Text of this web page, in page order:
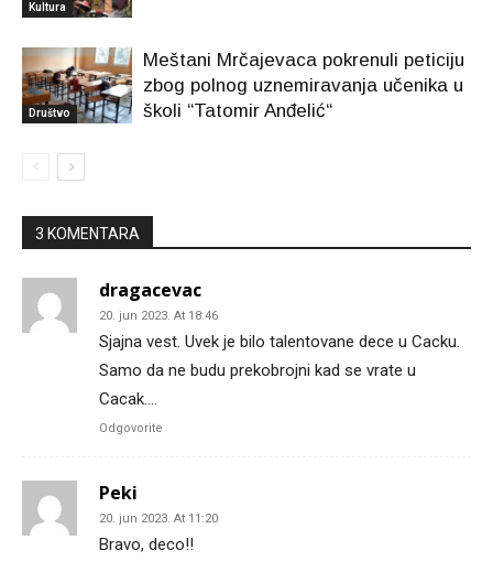
Kultura
Društvo
Meštani Mrčajevaca pokrenuli peticiju
zbog polnog uznemiravanja učenika u
školi “Tatomir Anđelić“
3 KOMENTARA
dragacevac
20. jun 2023. At 18:46
Sjajna vest. Uvek je bilo talentovane dece u Cacku.
Samo da ne budu prekobrojni kad se vrate u
Cacak….
Odgovorite
Peki
20. jun 2023. At 11:20
Bravo, deco!!